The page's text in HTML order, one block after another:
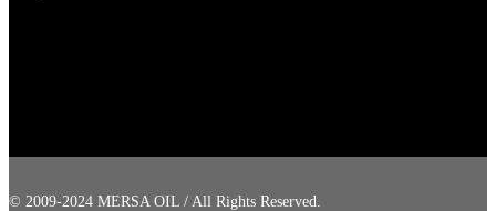
© 2009-2024 MERSA OIL / All Rights Reserved.